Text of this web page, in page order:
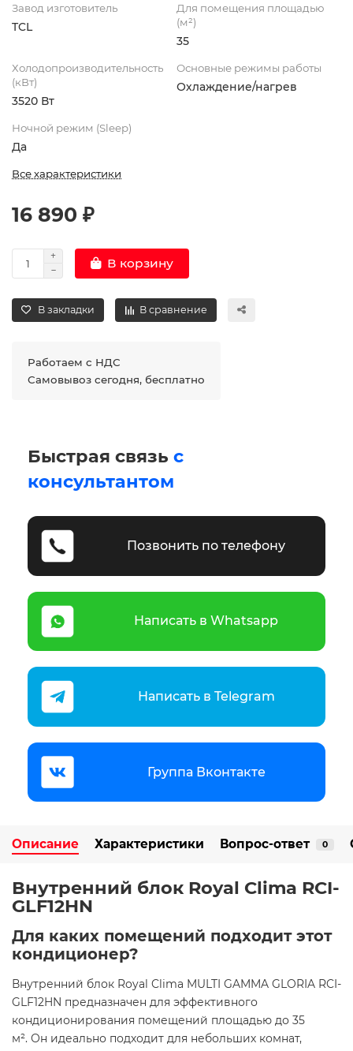
Завод изготовитель
TCL
Для помещения площадью
(м²)
35
Холодопроизводительность
(кВт)
3520 Вт
Основные режимы работы
Охлаждение/нагрев
Ночной режим (Sleep)
Да
Все характеристики
16 890 ₽
В корзину
В закладки В сравнение
Работаем с НДС
Самовывоз сегодня, бесплатно
Быстрая связь с
консультантом
Позвонить по телефону
Написать в Whatsapp
Написать в Telegram
Группа Вконтакте
Описание Характеристики Вопрос-ответ 0
Внутренний блок Royal Clima RCI-
GLF12HN
Для каких помещений подходит этот
кондиционер?
Внутренний блок Royal Clima MULTI GAMMA GLORIA RCI-
GLF12HN предназначен для эффективного
кондиционирования помещений площадью до 35
м². Он идеально подходит для небольших комнат,